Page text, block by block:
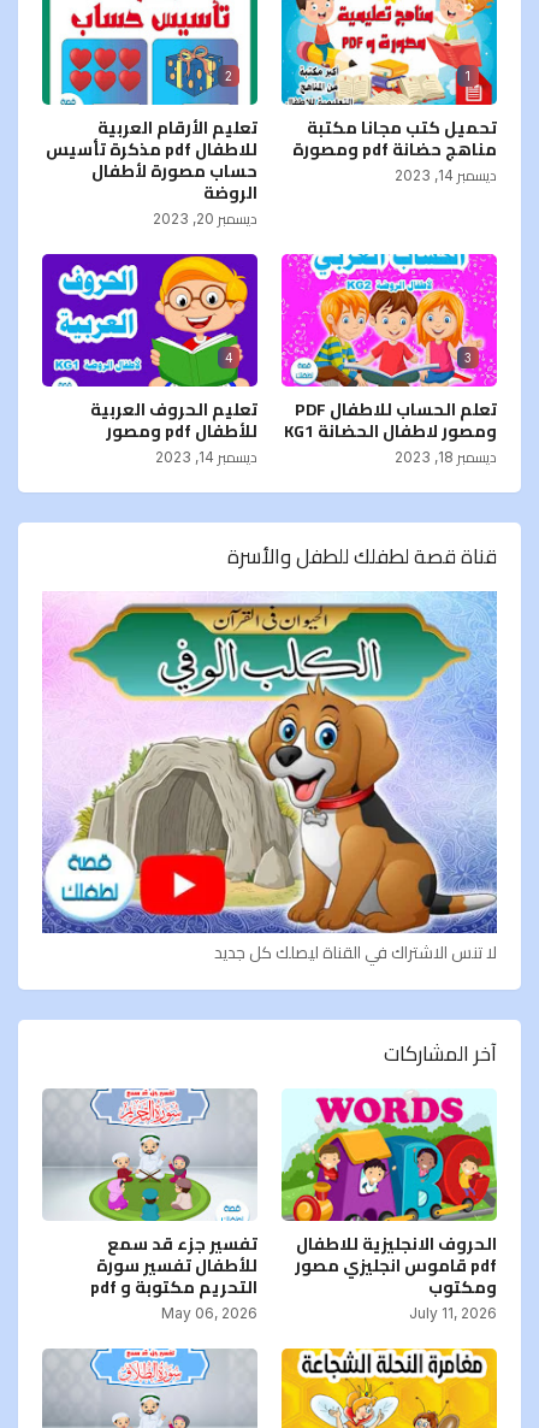
1
تحميل كتب مجانا مكتبة
مناهج حضانة pdf ومصورة
ديسمبر 14, 2023
2
تعليم الأرقام العربية
للاطفال pdf مذكرة تأسيس
حساب مصورة لأطفال
الروضة
ديسمبر 20, 2023
3
تعلم الحساب للاطفال PDF
ومصور لاطفال الحضانة KG1
ديسمبر 18, 2023
4
تعليم الحروف العربية
للأطفال pdf ومصور
ديسمبر 14, 2023
قناة قصة لطفلك للطفل والأسرة
لا تنس الاشتراك في القناة ليصلك كل جديد
آخر المشاركات
الحروف الانجليزية للاطفال
pdf قاموس انجليزي مصور
ومكتوب
July 11, 2026
تفسير جزء قد سمع
للأطفال تفسير سورة
التحريم مكتوبة و pdf
May 06, 2026